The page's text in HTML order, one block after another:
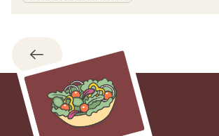
Обратно